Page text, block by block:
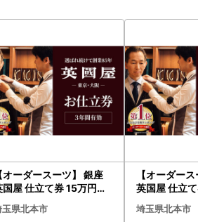
オーダースーツ】 銀座
国屋 仕立て券 15万円分
自身用包装| ビジネスス
ツ メンズ
玉県北本市
【オーダー
英国屋 仕立
ご自身用包
ーツ メンズ
埼玉県北本市